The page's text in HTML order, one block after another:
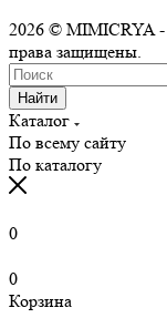
2026 © MIMICRYA -
права защищены.
Найти
Каталог
По всему сайту
По каталогу
0
0
Корзина